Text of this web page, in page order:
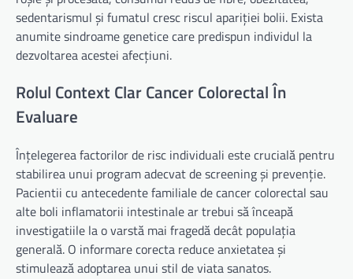
sedentarismul și fumatul cresc riscul apariției bolii. Exista
anumite sindroame genetice care predispun individul la
dezvoltarea acestei afecțiuni.
Rolul Context Clar Cancer Colorectal În
Evaluare
Înțelegerea factorilor de risc individuali este crucială pentru
stabilirea unui program adecvat de screening și prevenție.
Pacientii cu antecedente familiale de cancer colorectal sau
alte boli inflamatorii intestinale ar trebui să înceapă
investigatiile la o varstă mai fragedă decât populația
generală. O informare corecta reduce anxietatea și
stimulează adoptarea unui stil de viata sanatos.